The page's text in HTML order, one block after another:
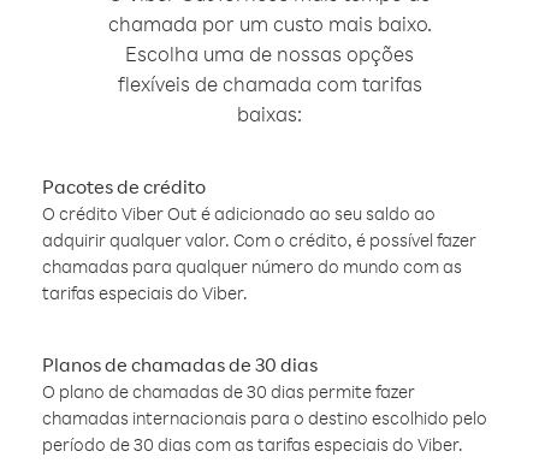
chamada por um custo mais baixo.
Escolha uma de nossas opções
flexíveis de chamada com tarifas
baixas:
Pacotes de crédito
O crédito Viber Out é adicionado ao seu saldo ao
adquirir qualquer valor. Com o crédito, é possível fazer
chamadas para qualquer número do mundo com as
tarifas especiais do Viber.
Planos de chamadas de 30 dias
O plano de chamadas de 30 dias permite fazer
chamadas internacionais para o destino escolhido pelo
período de 30 dias com as tarifas especiais do Viber.